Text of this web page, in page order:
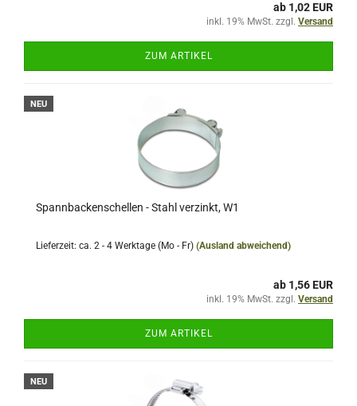
ab 1,02 EUR
inkl. 19% MwSt. zzgl. Versand
ZUM ARTIKEL
NEU
Spannbackenschellen - Stahl verzinkt, W1
Lieferzeit: ca. 2 - 4 Werktage (Mo - Fr) (Ausland abweichend)
ab 1,56 EUR
inkl. 19% MwSt. zzgl. Versand
ZUM ARTIKEL
NEU